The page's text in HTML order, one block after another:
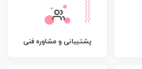
پشتیبانی و مشاوره فنی